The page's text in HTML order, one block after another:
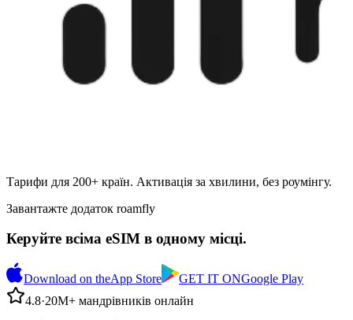
Тарифи для 200+ країн. Активація за хвилини, без роумінгу.
Завантажте додаток roamfly
Керуйте всіма eSIM в одному місці.
Download on theApp Store GET IT ONGoogle Play
4.8·20М+ мандрівників онлайн